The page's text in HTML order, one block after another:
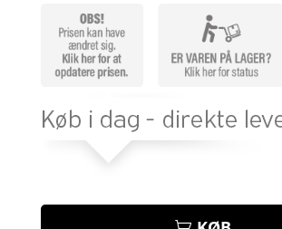
ømmelse